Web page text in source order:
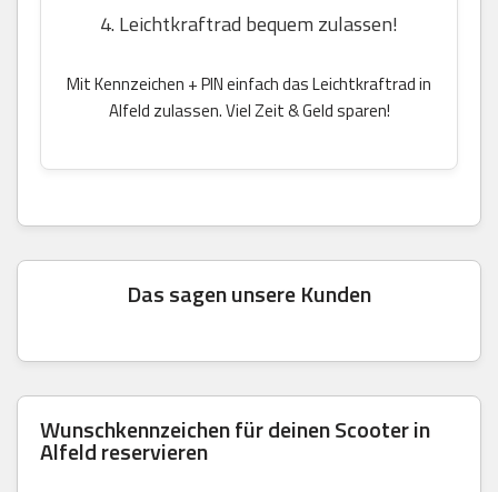
4. Leichtkraftrad bequem zulassen!
Mit Kennzeichen + PIN einfach das Leichtkraftrad in
Alfeld zulassen. Viel Zeit & Geld sparen!
Das sagen unsere Kunden
Wunschkennzeichen für deinen Scooter in
Alfeld reservieren